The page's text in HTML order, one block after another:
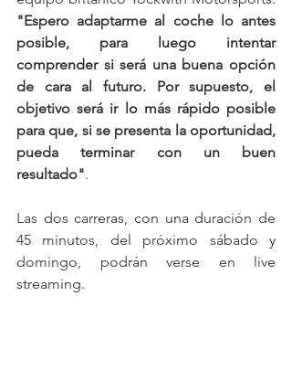
"Espero adaptarme al coche lo antes
posible, para luego intentar
comprender si será una buena opción
de cara al futuro. Por supuesto, el
objetivo será ir lo más rápido posible
para que, si se presenta la oportunidad,
pueda terminar con un buen
resultado".
Las dos carreras, con una duración de
45 minutos, del próximo sábado y
domingo, podrán verse en live
streaming.